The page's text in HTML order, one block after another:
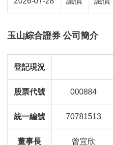
玉山綜合證券 公司簡介
登記現況
股票代號 000884
統一編號 70781513
董事長 曾宜欣